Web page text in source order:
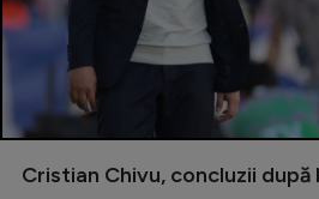
Cristian Chivu, concluzii după